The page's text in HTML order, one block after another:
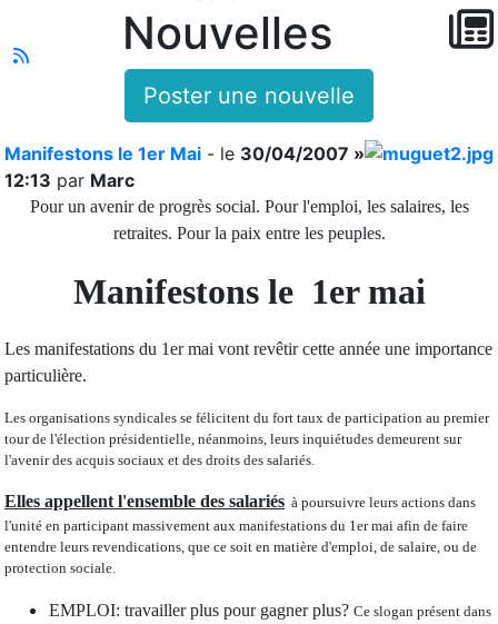
Nouvelles
Poster une nouvelle
Manifestons le 1er Mai - le 30/04/2007 »
12:13 par Marc
Pour un avenir de progrès social. Pour l'emploi, les salaires, les
retraites. Pour la paix entre les peuples.
Manifestons le 1er mai
Les manifestations du 1er mai vont revêtir cette année une importance
particulière.
Les organisations syndicales se félicitent du fort taux de participation au premier
tour de l'élection présidentielle, néanmoins, leurs inquiétudes demeurent sur
l'avenir des acquis sociaux et des droits des salariés.
Elles appellent l'ensemble des salariés à poursuivre leurs actions dans
l'unité en participant massivement aux manifestations du 1er mai afin de faire
entendre leurs revendications, que ce soit en matière d'emploi, de salaire, ou de
protection sociale.
EMPLOI: travailler plus pour gagner plus? Ce slogan présent dans